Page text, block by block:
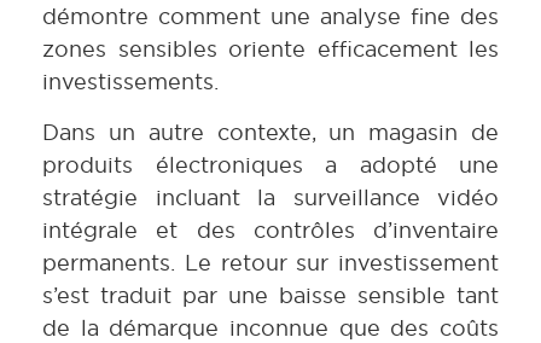
démontre comment une analyse fine des
zones sensibles oriente efficacement les
investissements.
Dans un autre contexte, un magasin de
produits électroniques a adopté une
stratégie incluant la surveillance vidéo
intégrale et des contrôles d’inventaire
permanents. Le retour sur investissement
s’est traduit par une baisse sensible tant
de la démarque inconnue que des coûts